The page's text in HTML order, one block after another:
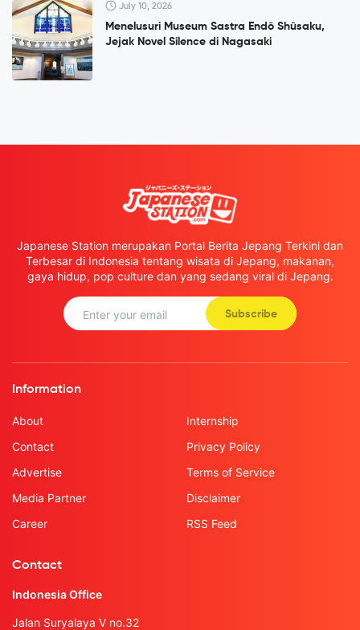
July 10, 2026
Menelusuri Museum Sastra Endō Shūsaku,
Jejak Novel Silence di Nagasaki
Japanese Station merupakan Portal Berita Jepang Terkini dan
Terbesar di Indonesia tentang wisata di Jepang, makanan,
gaya hidup, pop culture dan yang sedang viral di Jepang.
Subscribe
Information
About
Contact
Advertise
Media Partner
Career
Internship
Privacy Policy
Terms of Service
Disclaimer
RSS Feed
Contact
Indonesia Office
Jalan Suryalaya V no.32